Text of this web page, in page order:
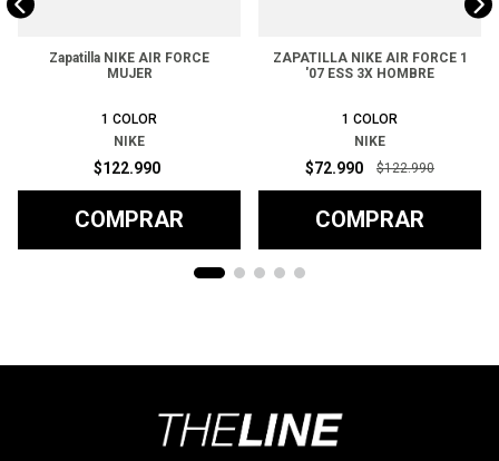
Zapatilla NIKE AIR FORCE
MUJER
1 COLOR
NIKE
$122.990
COMPRAR
ZAPATILLA NIKE AIR FORCE 1
'07 ESS 3X HOMBRE
1 COLOR
NIKE
$72.990 $122.990
COMPRAR